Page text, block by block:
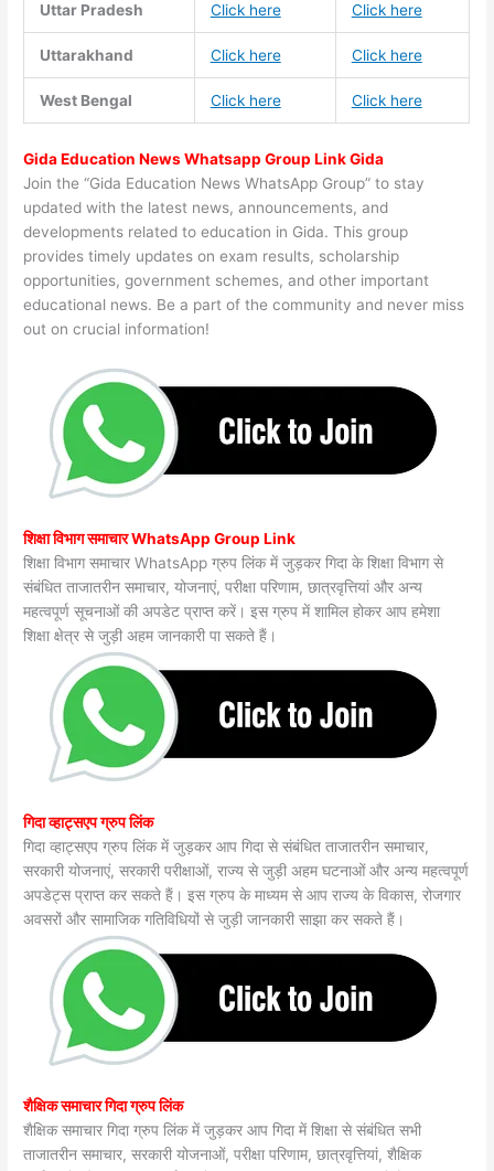
Uttar Pradesh Click here Click here
Uttarakhand Click here Click here
West Bengal Click here Click here
Gida Education News Whatsapp Group Link Gida
Join the “Gida Education News WhatsApp Group” to stay
updated with the latest news, announcements, and
developments related to education in Gida. This group
provides timely updates on exam results, scholarship
opportunities, government schemes, and other important
educational news. Be a part of the community and never miss
out on crucial information!
शिक्षा विभाग समाचार WhatsApp Group Link
शिक्षा विभाग समाचार WhatsApp ग्रुप लिंक में जुड़कर गिदा के शिक्षा विभाग से
संबंधित ताजातरीन समाचार, योजनाएं, परीक्षा परिणाम, छात्रवृत्तियां और अन्य
महत्वपूर्ण सूचनाओं की अपडेट प्राप्त करें। इस ग्रुप में शामिल होकर आप हमेशा
शिक्षा क्षेत्र से जुड़ी अहम जानकारी पा सकते हैं।
गिदा व्हाट्सएप ग्रुप लिंक
गिदा व्हाट्सएप ग्रुप लिंक में जुड़कर आप गिदा से संबंधित ताजातरीन समाचार,
सरकारी योजनाएं, सरकारी परीक्षाओं, राज्य से जुड़ी अहम घटनाओं और अन्य महत्वपूर्ण
अपडेट्स प्राप्त कर सकते हैं। इस ग्रुप के माध्यम से आप राज्य के विकास, रोजगार
अवसरों और सामाजिक गतिविधियों से जुड़ी जानकारी साझा कर सकते हैं।
शैक्षिक समाचार गिदा ग्रुप लिंक
शैक्षिक समाचार गिदा ग्रुप लिंक में जुड़कर आप गिदा में शिक्षा से संबंधित सभी
ताजातरीन समाचार, सरकारी योजनाओं, परीक्षा परिणाम, छात्रवृत्तियां, शैक्षिक